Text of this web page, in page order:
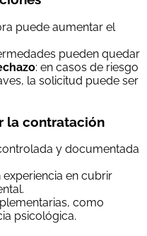
puede aumentar el
pueden quedar
: en casos de riesgo
la solicitud puede ser
la contratación
y documentada
en cubrir
como
psicológica.